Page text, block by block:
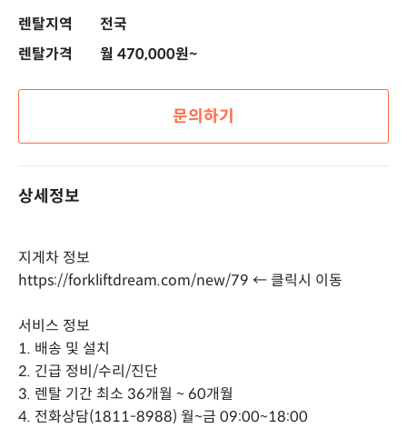
렌탈지역
전국
렌탈가격
월 470,000원~
문의하기
상세정보
지게차 정보
https://forkliftdream.com/new/79 ← 클릭시 이동
서비스 정보
1. 배송 및 설치
2. 긴급 정비/수리/진단
3. 렌탈 기간 최소 36개월 ~ 60개월
4. 전화상담(1811-8988) 월~금 09:00~18:00